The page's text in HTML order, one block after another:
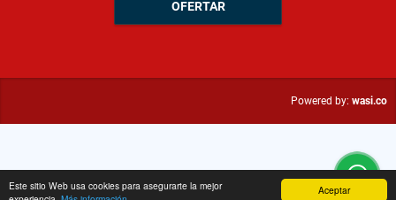
Aceptar
Este sitio Web usa cookies para asegurarte la mejor
OFERTAR
Powered by: wasi.co